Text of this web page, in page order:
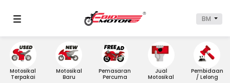
BM
Motosikal
Terpakai
Motosikal
Baru
Pemasaran
Percuma
Jual
Motosikal
Pembidaan
/ Lelong